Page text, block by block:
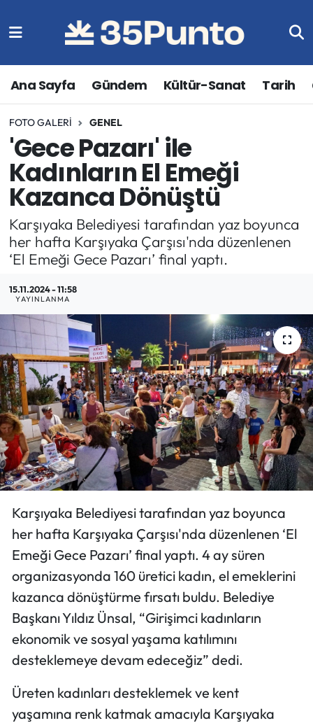
Ana Sayfa Gündem Kültür-Sanat Tarih
FOTO GALERI GENEL
'Gece Pazarı' ile
Kadınların El Emeği
Kazanca Dönüştü
Karşıyaka Belediyesi tarafından yaz boyunca
her hafta Karşıyaka Çarşısı'nda düzenlenen
‘El Emeği Gece Pazarı’ final yaptı.
15.11.2024 - 11:58
YAYINLANMA
Karşıyaka Belediyesi tarafından yaz boyunca
her hafta Karşıyaka Çarşısı'nda düzenlenen ‘El
Emeği Gece Pazarı’ final yaptı. 4 ay süren
organizasyonda 160 üretici kadın, el emeklerini
kazanca dönüştürme fırsatı buldu. Belediye
Başkanı Yıldız Ünsal, “Girişimci kadınların
ekonomik ve sosyal yaşama katılımını
desteklemeye devam edeceğiz” dedi.
Üreten kadınları desteklemek ve kent
yaşamına renk katmak amacıyla Karşıyaka